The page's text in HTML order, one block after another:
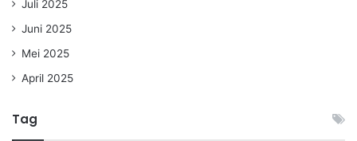
Juli 2025
Juni 2025
Mei 2025
April 2025
Tag